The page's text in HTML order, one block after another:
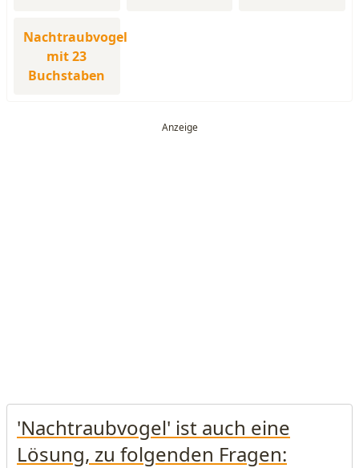
Nachtraubvogel
mit 23
Buchstaben
'Nachtraubvogel' ist auch eine
Lösung, zu folgenden Fragen: